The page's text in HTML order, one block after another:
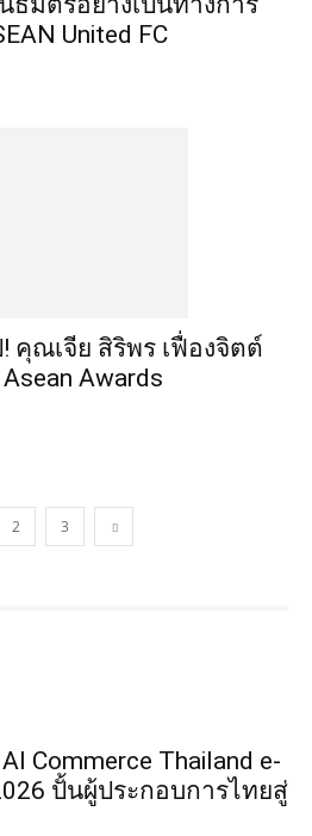
United FC
คุณเจีย สิริพร เฟื่องจิตต์
Awards
2 3
Commerce Thailand e-
ปั้นผู้ประกอบการไทยสู่